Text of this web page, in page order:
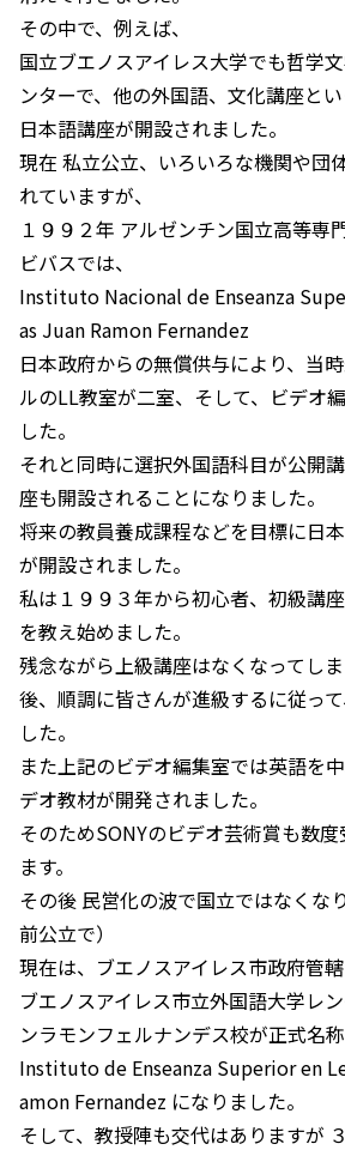
その中で、例えば、
国立ブエノスアイレス大学でも哲学
ンターで、他の外国語、文化講座と
日本語講座が開設されました。
現在 私立公立、いろいろな機関や団
れていますが、
１９９２年 アルゼンチン国立高等専
ビバスでは、
Instituto Nacional de Enseanza
as Juan Ramon Fernandez
日本政府からの無償供与により、当
ルのLL教室が二室、そして、ビデオ
した。
それと同時に選択外国語科目が公開
座も開設されることになりました。
将来の教員養成課程などを目標に日
が開設されました。
私は１９９３年から初心者、初級講
を教え始めました。
残念ながら上級講座はなくなってし
後、順調に皆さんが進級するに従っ
した。
また上記のビデオ編集室では英語を
デオ教材が開発されました。
そのためSONYのビデオ芸術賞も数
ます。
その後 民営化の波で国立ではなくな
前公立で）
現在は、ブエノスアイレス市政府管轄
ブエノスアイレス市立外国語大学レ
ンラモンフェルナンデス校が正式名
Instituto de Enseanza Superior en
amon Fernandez になりました。
そして、教授陣も交代はありますが